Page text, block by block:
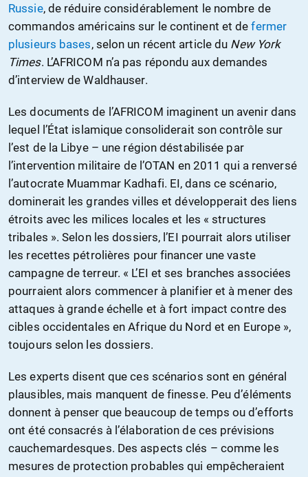
Russie, de réduire considérablement le nombre de
commandos américains sur le continent et defermer
plusieurs bases, selon un récent article du New York
Times. L’AFRICOM n’a pas répondu aux demandes
d’interview de Waldhauser.
Les documents de l’AFRICOM imaginent un avenir dans
lequel l’État islamique consoliderait son contrôle sur
l’est de la Libye – une région déstabilisée par
l’intervention militaire de l’OTAN en 2011 qui a renversé
l’autocrate Muammar Kadhafi. EI, dans ce scénario,
dominerait les grandes villes et développerait des liens
étroits avec les milices locales et les « structures
tribales ». Selon les dossiers, l’EI pourrait alors utiliser
les recettes pétrolières pour financer une vaste
campagne de terreur. « L’EI et ses branches associées
pourraient alors commencer à planifier et à mener des
attaques à grande échelle et à fort impact contre des
cibles occidentales en Afrique du Nord et en Europe »,
toujours selon les dossiers.
Les experts disent que ces scénarios sont en général
plausibles, mais manquent de finesse. Peu d’éléments
donnent à penser que beaucoup de temps ou d’efforts
ont été consacrés à l’élaboration de ces prévisions
cauchemardesques. Des aspects clés – comme les
mesures de protection probables qui empêcheraient